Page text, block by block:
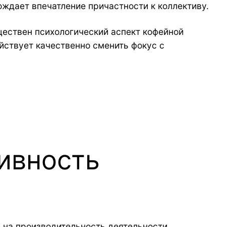
впечатление причастности к коллективу.
психологический аспект кофейной
качественно сменить фокус с